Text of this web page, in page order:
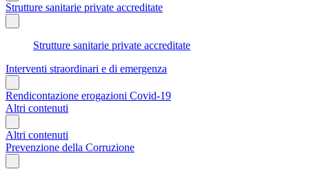
Strutture sanitarie private accreditate
Strutture sanitarie private accreditate
Interventi straordinari e di emergenza
Rendicontazione erogazioni Covid-19
Altri contenuti
Altri contenuti
Prevenzione della Corruzione